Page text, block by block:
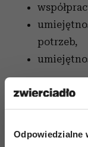
Odpowiedzialne
potrzeb,
Partner o
samooceniei